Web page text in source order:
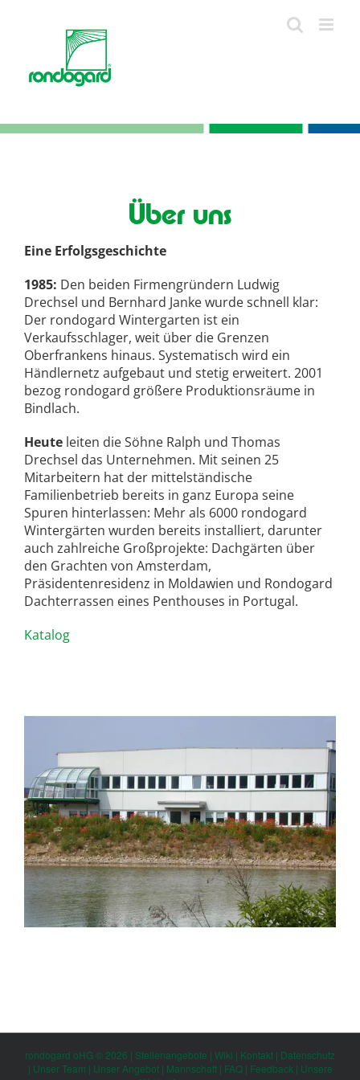
Über uns
Eine Erfolgsgeschichte
1985: Den beiden Firmengründern Ludwig
Drechsel und Bernhard Janke wurde schnell klar:
Der rondogard Wintergarten ist ein
Verkaufsschlager, weit über die Grenzen
Oberfrankens hinaus. Systematisch wird ein
Händlernetz aufgebaut und stetig erweitert. 2001
bezog rondogard größere Produktionsräume in
Bindlach.
Heute leiten die Söhne Ralph und Thomas
Drechsel das Unternehmen. Mit seinen 25
Mitarbeitern hat der mittelständische
Familienbetrieb bereits in ganz Europa seine
Spuren hinterlassen: Mehr als 6000 rondogard
Wintergärten wurden bereits installiert, darunter
auch zahlreiche Großprojekte: Dachgärten über
den Grachten von Amsterdam,
Präsidentenresidenz in Moldawien und Rondogard
Dachterrassen eines Penthouses in Portugal.
Katalog
rondogard oHG © 2026 | Stellenangebote | Wiki | Kontakt | Datenschutz
| Unser Team | Unser Angebot| Mannschaft| FAQ| Feedback | Unsere